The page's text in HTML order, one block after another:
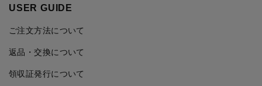
USER GUIDE
ご注文方法について
返品・交換について
領収証発行について